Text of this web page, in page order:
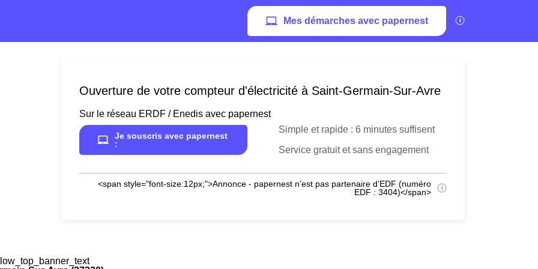
Mes démarches avec papernest
Ouverture de votre compteur d'électricité à Saint-Germain-Sur-Avre
Sur le réseau ERDF / Enedis avec papernest
Je souscris avec papernest
:
Simple et rapide : 6 minutes suffisent
Service gratuit et sans engagement
<span style="font-size:12px;">Annonce - papernest n’est pas partenaire d’EDF (numéro
EDF : 3404)</span>